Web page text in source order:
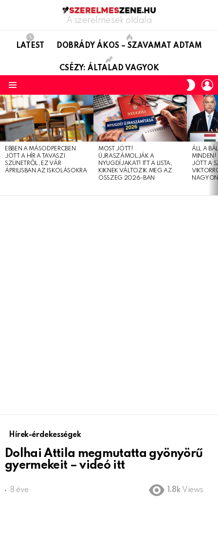
A szerelmesek oldala
LATEST DOBRÁDY ÁKOS – SZAVAMAT ADTAM
CSÉZY: ÁLTALAD VAGYOK
SKIN
LATEST
STORIES
EBBEN A MÁSODPERCBEN
JÖTT A HÍR A TAVASZI
SZÜNETRŐL, EZ VÁR
ÁPRILISBAN AZ ISKOLÁSOKRA
MOST JÖTT!
ÚJRASZÁMOLJÁK A
NYUGDÍJAKAT! ITT A LISTA,
KIKNEK VÁLTOZIK MEG AZ
ÖSSZEG 2026-BAN
ÁLL A
MINDEN!
JÖTT A
Hírek-érdekességek
Dolhai Attila megmutatta gyönyörű
gyermekeit – videó itt
8 éve 1.8k Views